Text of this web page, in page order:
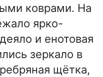
коврами. На
ярко-
и енотовая
зеркало в
щётка,